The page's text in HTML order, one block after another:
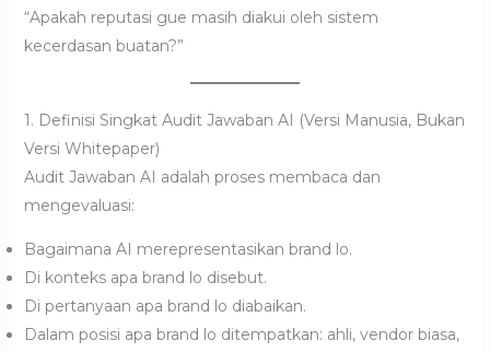
“Apakah reputasi gue masih diakui oleh sistem
kecerdasan buatan?”
1. Definisi Singkat Audit Jawaban AI (Versi Manusia, Bukan
Versi Whitepaper)
Audit Jawaban AI adalah proses membaca dan
mengevaluasi:
Bagaimana AI merepresentasikan brand lo.
Di konteks apa brand lo disebut.
Di pertanyaan apa brand lo diabaikan.
Dalam posisi apa brand lo ditempatkan: ahli, vendor biasa,